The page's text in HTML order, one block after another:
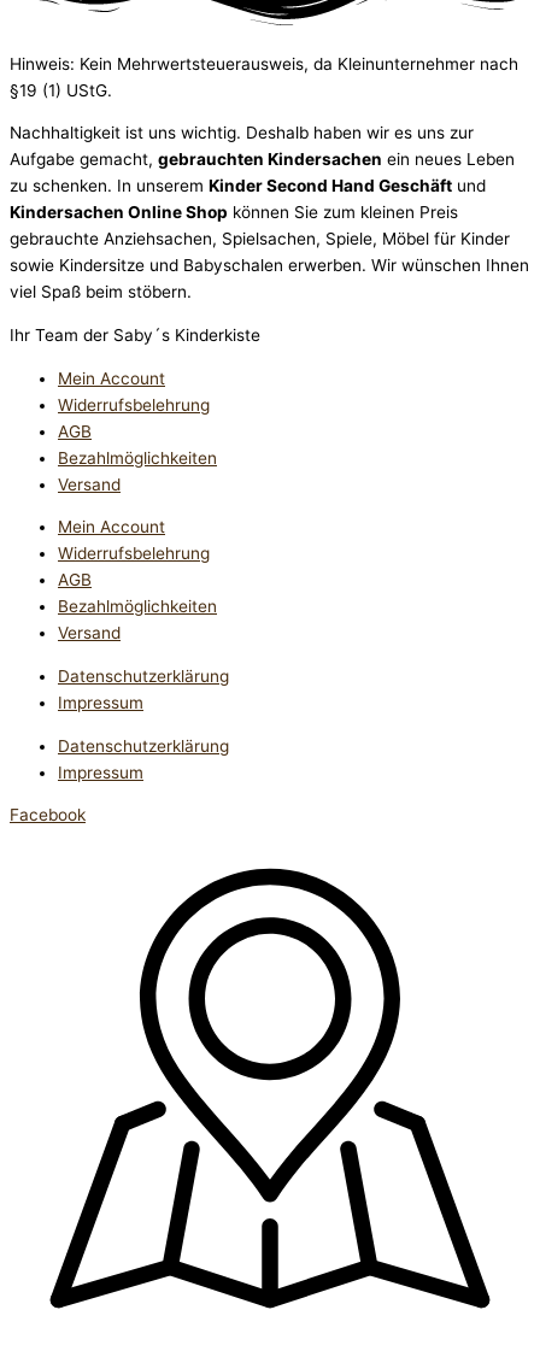
Hinweis: Kein Mehrwertsteuerausweis, da Kleinunternehmer nach
§19 (1) UStG.
Nachhaltigkeit ist uns wichtig. Deshalb haben wir es uns zur
Aufgabe gemacht, gebrauchten Kindersachen ein neues Leben
zu schenken. In unserem Kinder Second Hand Geschäft und
Kindersachen Online Shop können Sie zum kleinen Preis
gebrauchte Anziehsachen, Spiel­sachen, Spiele, Möbel für Kinder
sowie Kindersitze und Babyschalen erwerben. Wir wünschen Ihnen
viel Spaß beim stöbern.
Ihr Team der Saby´s Kinderkiste
Mein Account
Widerrufsbelehrung
AGB
Bezahlmöglichkeiten
Versand
Mein Account
Widerrufsbelehrung
AGB
Bezahlmöglichkeiten
Versand
Datenschutzerklärung
Impressum
Datenschutzerklärung
Impressum
Facebook